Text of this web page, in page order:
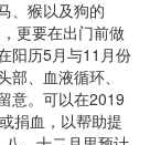
、猴以及狗的
更要在出门前做
阳历5月与11月份
、血液循环、
意。可以在2019
捐血，以帮助提